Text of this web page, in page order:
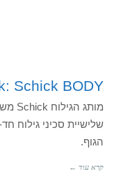
Schick BODY
שלישיית סכיני גילוח
הגוף.
קרא עוד ←